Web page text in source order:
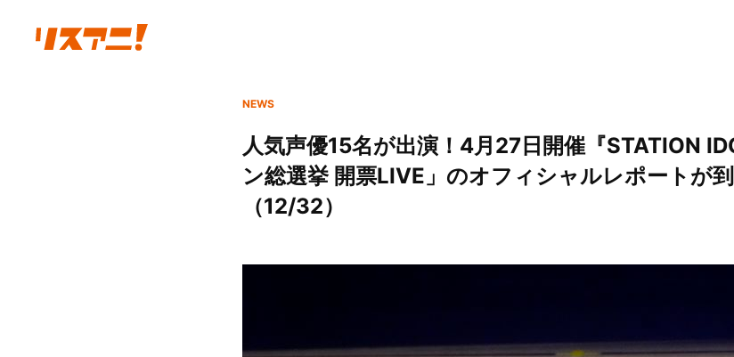
NEWS
人気声優15名が出演！4月27日開催『STATION
ン総選挙 開票LIVE」のオフィシャルレポートが
（12/32）